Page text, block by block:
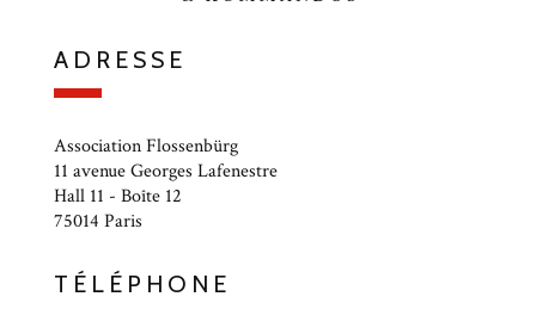
ADRESSE
Association Flossenbürg
11 avenue Georges Lafenestre
Hall 11 - Boîte 12
75014 Paris
TÉLÉPHONE